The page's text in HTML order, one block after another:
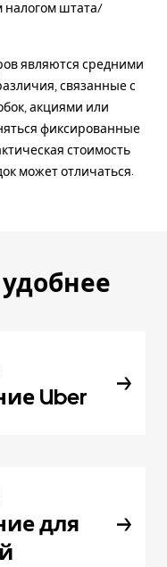
налогом штата/
являются средними
связанные с
акциями или
фиксированные
стоимость
может отличаться.
Uber
для